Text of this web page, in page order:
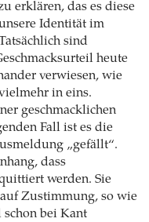
erklären, das es diese
Identität im
sind
heute
verwiesen, wie
in eins.
geschmacklichen
Fall ist es die
„gefällt“.
dass
werden. Sie
Zustimmung, so wie
schon bei Kant